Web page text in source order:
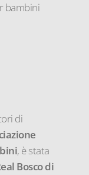
bambini
di
, è stata
Bosco di